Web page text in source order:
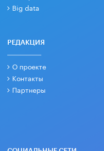
Big data
РЕДАКЦИЯ
О проекте
Контакты
Партнеры